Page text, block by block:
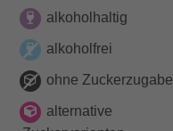
alkoholhaltig
alkoholfrei
ohne Zuckerzugabe
alternative